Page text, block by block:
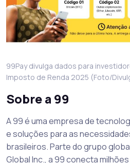
99Pay divulga dados para
Imposto de Renda 2025 (Foto/
Sobre a 99
A 99 é uma empresa de
e soluções para as
brasileiros. Parte do grupo
Global Inc., a 99 conecta